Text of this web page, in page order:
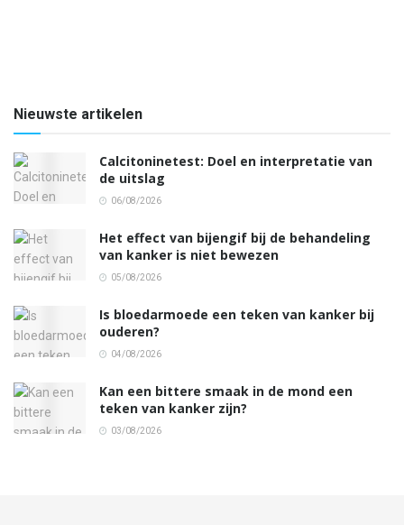
Nieuwste artikelen
Calcitoninetest: Doel en interpretatie van
de uitslag
06/08/2026
Het effect van bijengif bij de behandeling
van kanker is niet bewezen
05/08/2026
Is bloedarmoede een teken van kanker bij
ouderen?
04/08/2026
Kan een bittere smaak in de mond een
teken van kanker zijn?
03/08/2026